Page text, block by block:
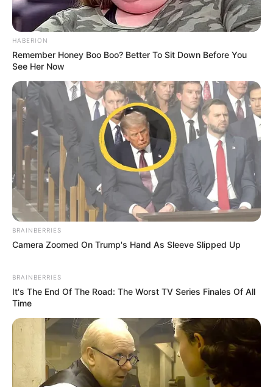
(foto: instagram/billieeilish)
Dari kisah sukses Billie Eilish, terbukti bahwa setiap orang
memiliki kesempatan untuk mengekspresikan diri sekaligus terus
membuktikan bahwa kerja keras mampu memberikan hasil yang
diinginkan.
TAGS BILLIE EILISH PENULIS LAGU PENYANYI SELEBRITI MANCANEGARA
HABERION
Remember Honey Boo Boo? Better To Sit Down Before You
See Her Now
BRAINBERRIES
Camera Zoomed On Trump's Hand As Sleeve Slipped Up
BRAINBERRIES
It's The End Of The Road: The Worst TV Series Finales Of All
Time